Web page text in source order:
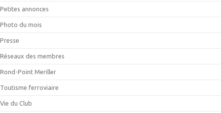
Petites annonces
Photo du mois
Presse
Réseaux des membres
Rond-Point Meriller
Toutisme ferroviaire
Vie du Club